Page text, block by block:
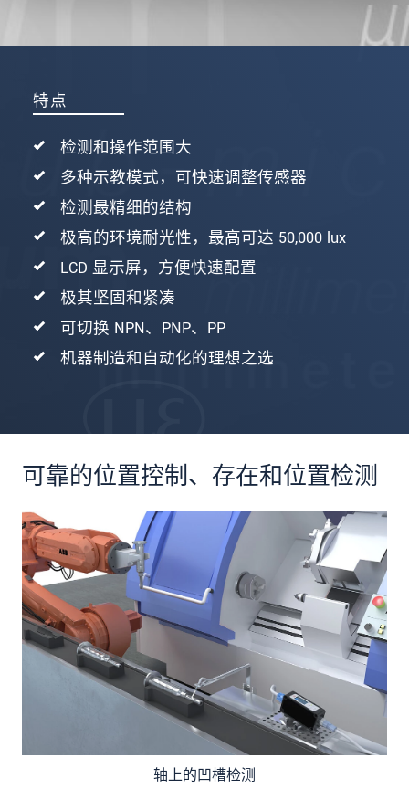
特点
检测和操作范围大
多种示教模式，可快速调整传感器
检测最精细的结构
极高的环境耐光性，最高可达 50,000 lux
LCD 显示屏，方便快速配置
极其坚固和紧凑
可切换 NPN、PNP、PP
机器制造和自动化的理想之选
可靠的位置控制、存在和位置检测
轴上的凹槽检测